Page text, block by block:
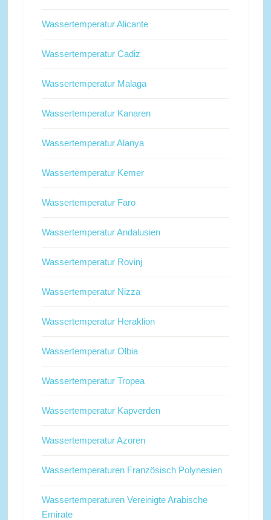
Wassertemperatur Alicante
Wassertemperatur Cadiz
Wassertemperatur Malaga
Wassertemperatur Kanaren
Wassertemperatur Alanya
Wassertemperatur Kemer
Wassertemperatur Faro
Wassertemperatur Andalusien
Wassertemperatur Rovinj
Wassertemperatur Nizza
Wassertemperatur Heraklion
Wassertemperatur Olbia
Wassertemperatur Tropea
Wassertemperatur Kapverden
Wassertemperatur Azoren
Wassertemperaturen Französisch Polynesien
Wassertemperaturen Vereinigte Arabische
Emirate